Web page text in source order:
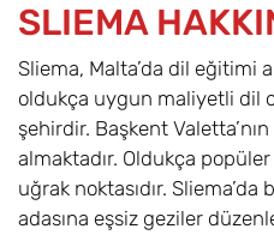
SLIEMA
Sliema, Malta’da dil eğitimi
oldukça uygun maliyetli dil
şehirdir. Başkent
almaktadır. Oldukça
uğrak noktasıdır.
adasına eşsiz geziler